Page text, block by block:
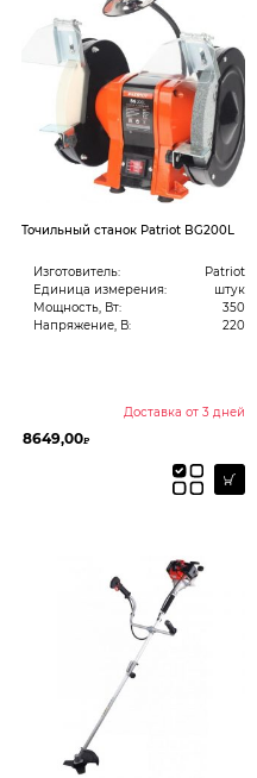
Точильный станок Patriot BG200L
Изготовитель:
Patriot
Единица измерения:
штук
Мощность, Вт:
350
Напряжение, В:
220
Доставка от 3 дней
8649,00₽